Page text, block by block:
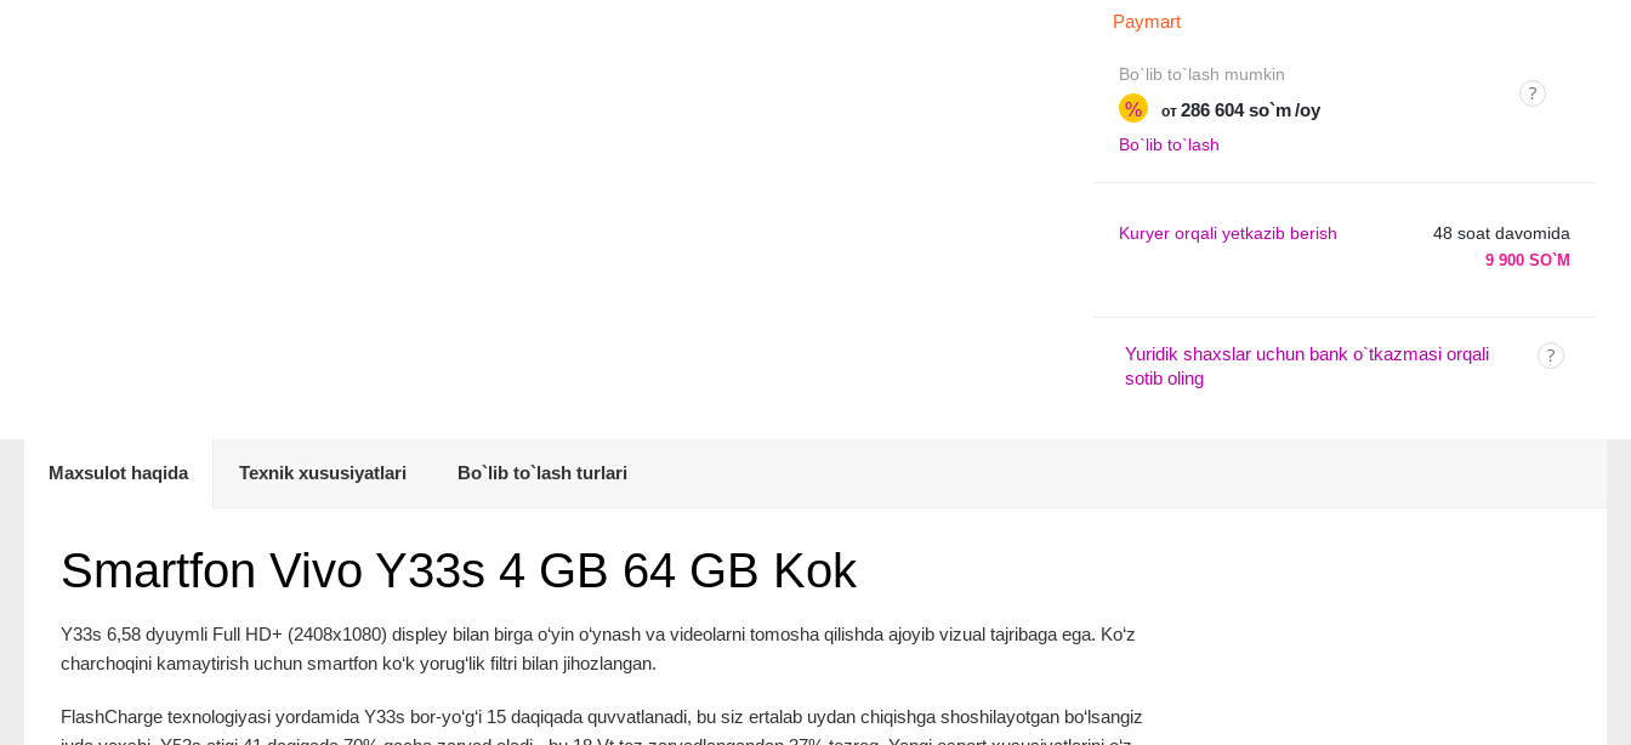
Paymart
Bo`lib to`lash mumkin
% от 286 604 so`m /oy
Bo`lib to`lash
Kuryer orqali yetkazib berish 48 soat davomida
9 900 SO`M
Yuridik shaxslar uchun bank o`tkazmasi orqali
sotib oling
Maxsulot haqida Texnik xususiyatlari Bo`lib to`lash turlari
Smartfon Vivo Y33s 4 GB 64 GB Kok
Y33s 6,58 dyuymli Full HD+ (2408x1080) displey bilan birga o‘yin o‘ynash va videolarni tomosha qilishda ajoyib vizual tajribaga ega. Ko‘z
charchoqini kamaytirish uchun smartfon ko‘k yorug‘lik filtri bilan jihozlangan.
FlashCharge texnologiyasi yordamida Y33s bor-yo‘g‘i 15 daqiqada quvvatlanadi, bu siz ertalab uydan chiqishga shoshilayotgan bo‘lsangiz